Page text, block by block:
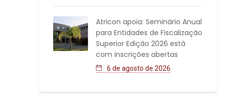
Atricon apoia: Seminário Anual
para Entidades de Fiscalização
Superior Edição 2026 está
com inscrições abertas
6 de agosto de 2026